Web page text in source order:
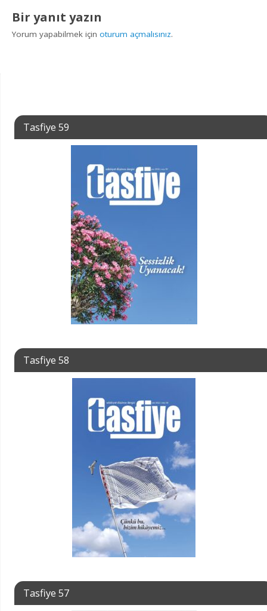
Bir yanıt yazın
Yorum yapabilmek içinoturum açmalısınız.
Tasfiye 59
Tasfiye 58
Tasfiye 57